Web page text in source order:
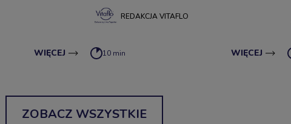
WIĘCEJ
zdrowymi przepisami na niskobiałkowe posiłki.
REDAKCJA VITAFLO
10 min WIĘCEJ
ZOBACZ WSZYSTKIE